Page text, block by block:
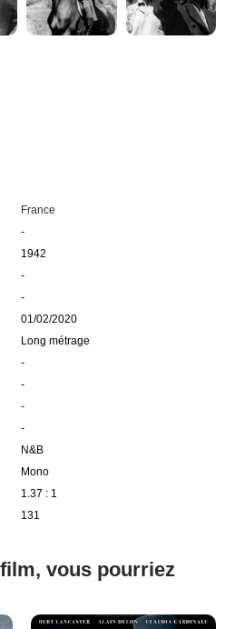
France
-
1942
-
-
01/02/2020
Long métrage
-
-
-
-
N&B
Mono
1.37 : 1
131
vous pourriez